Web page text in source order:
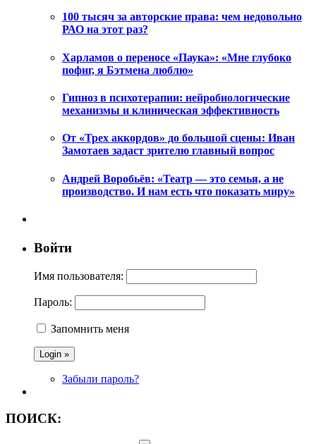
100 тысяч за авторские права: чем недовольно
РАО на этот раз?
Харламов о переносе «Паука»: «Мне глубоко
пофиг, я Бэтмена люблю»
Гипноз в психотерапии: нейробиологические
механизмы и клиническая эффективность
От «Трех аккордов» до большой сцены: Иван
Замотаев задаст зрителю главный вопрос
Андрей Воробьёв: «Театр — это семья, а не
производство. И нам есть что показать миру»
Войти
Имя пользователя:
Пароль:
Запомнить меня
Забыли пароль?
ПОИСК: